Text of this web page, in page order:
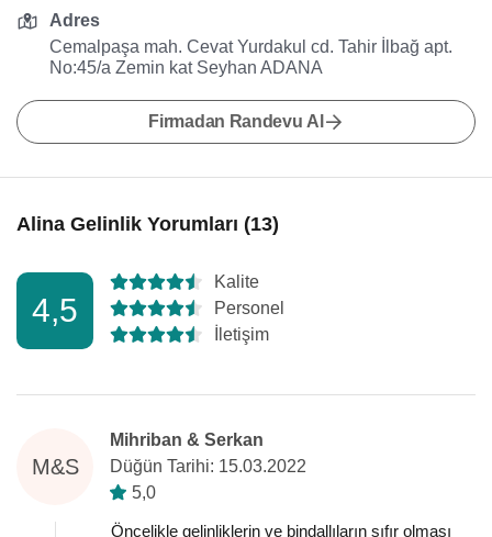
Adres
Cemalpaşa mah. Cevat Yurdakul cd. Tahir İlbağ apt.
No:45/a Zemin kat Seyhan ADANA
Firmadan Randevu Al
Alina Gelinlik Yorumları (13)
4,5
Kalite
Personel
İletişim
M&S
Mihriban & Serkan
Düğün Tarihi: 15.03.2022
5,0
Öncelikle gelinliklerin ve bindallıların sıfır olması